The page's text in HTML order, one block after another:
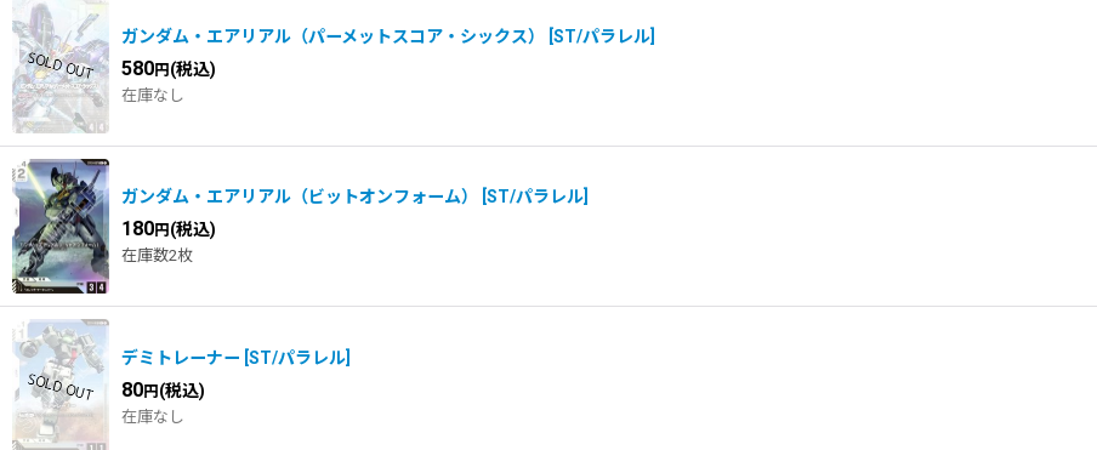
ガンダム・エアリアル（パーメットスコア・シックス） ST/パラレル
580円 (税込)
在庫なし
ガンダム・エアリアル（ビットオンフォーム） ST/パラレル
180円 (税込)
在庫数2枚
デミトレーナー ST/パラレル
80円 (税込)
在庫なし